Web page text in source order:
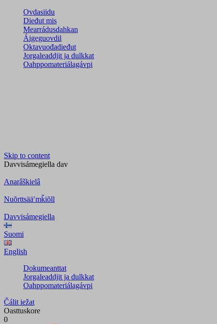
Ovdasiidu
Dieđut mis
Mearrádusdahkan
Áigeguovdil
Oktavuođadieđut
Jorgaleaddjit ja dulkkat
Oahppomateriálagávpi
Skip to content
Davvisámegiella dav
Anarâškielâ
Nuõrttsääʹmǩiõll
Davvisámegiella
Suomi
English
Dokumeanttat
Jorgaleaddjit ja dulkkat
Oahppomateriálagávpi
Čálit iežat
Oasttuskore
0